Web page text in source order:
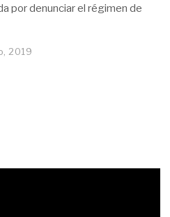
por denunciar el régimen de
2019